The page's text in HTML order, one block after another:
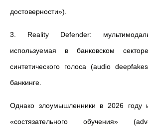
достоверности»).
3. Reality Defender:
используемая в банковском
синтетического голоса (audio
банкинге.
Однако злоумышленники в 2026 году
«состязательного обучения»